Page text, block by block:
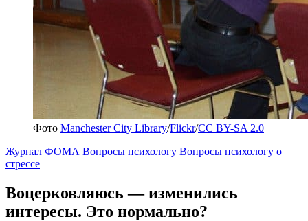
Фото Manchester City Library/Flickr/CC BY-SA 2.0
Журнал ФОМА Вопросы психологу Вопросы психологу о
стрессе
Воцерковляюсь — изменились
интересы. Это нормально?